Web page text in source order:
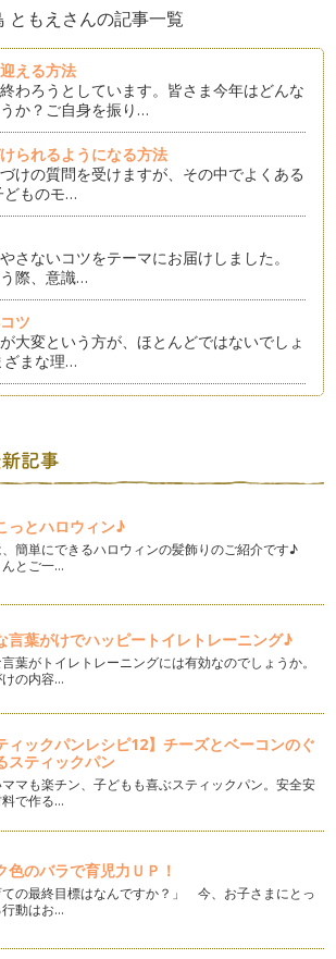
ともえさんの記事一覧
える方法
わろうとしています。皆さま今年はどんな
か？ご自身を振り…
られるようになる方法
けの質問を受けますが、その中でよくある
どものモ…
さないコツをテーマにお届けしました。
際、意識…
ツ
大変という方が、ほとんどではないでしょ
ざまな理…
聞いた…
ことの意味
よくおこなえる、そんな季節になりました
さが、少…
理
れた皆さま、おめでとうございます。 ま
ございま…
は、事前説明会も済み本格的に準備に取り
ない時期になりま…
整理
年末に大掃除もすませ空間も心もスッキリ
います。 …
前のお片づけ」はご覧いただけましたでし
をもう一…
ヵ月となりましたね。 クリスマスパーテ
た楽しい…
っとハロウィン♪
簡単にできるハロウィンの髪飾りのご紹介です♪
とご一…
言葉がけでハッピートイレトレーニング♪
葉がトイレトレーニングには有効なのでしょうか。
の内容…
ィックパンレシピ12】チーズとベーコンのぐ
スティックパン
マも楽チン、子どもも喜ぶスティックパン。安全安
で作る…
色のバラで育児力ＵＰ！
ての最終目標はなんですか？」 今、お子さまにとっ
動はお…